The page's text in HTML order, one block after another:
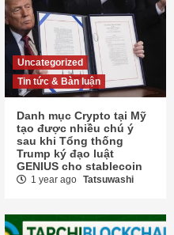
Uncategorized
Tin tức & Bàn luận
Danh mục Crypto tại Mỹ
tạo được nhiều chú ý
sau khi Tổng thống
Trump ký đạo luật
GENIUS cho stablecoin
1 year ago Tatsuwashi